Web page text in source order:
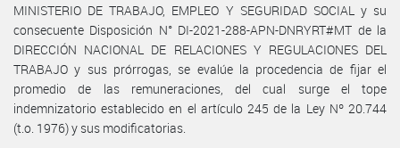
MINISTERIO DE TRABAJO, EMPLEO Y SEGURIDAD SOCIAL y su
consecuente Disposición N° DI-2021-288-APN-DNRYRT#MT de la
DIRECCIÓN NACIONAL DE RELACIONES Y REGULACIONES DEL
TRABAJO y sus prórrogas, se evalúe la procedencia de fijar el
promedio de las remuneraciones, del cual surge el tope
indemnizatorio establecido en el artículo 245 de la Ley Nº 20.744
(t.o. 1976) y sus modificatorias.